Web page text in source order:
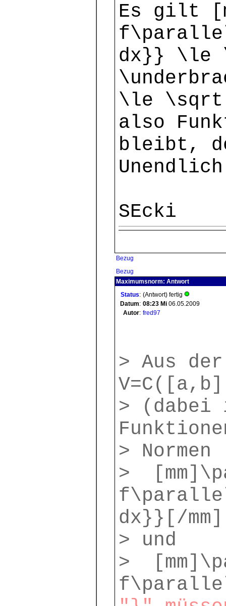
Es gilt
dx}} \le
\le
also
bleibt,
SEcki
Bezug
Bezug
Maximumsnorm: Antwort
Status: (Antwort) fertig
Datum: 08:23 Mi 06.05.2009
Autor: fred97
> Aus
> (dabei
> Normen
>
dx}}[/mm]
> und
>